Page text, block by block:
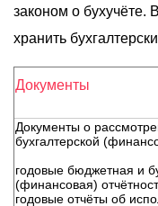
законом о бухучёте.
хранить
Документы
Документы о
бухгалтерской
годовые бюджетная и
(финансовая)
годовые отчёты об